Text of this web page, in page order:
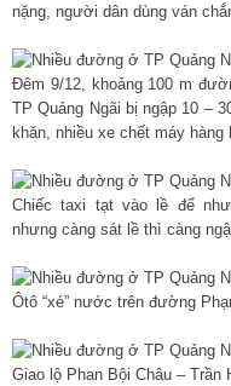
nặng, người dân dùng ván
Đêm 9/12, khoảng 100 m
TP Quảng Ngãi bị ngập 10 –
khăn, nhiều xe chết máy hàng
Chiếc taxi tạt vào lề để
nhưng càng sát lề thì càng
Ôtô “xé” nước trên đường
Giao lộ Phan Bội Châu – Trần